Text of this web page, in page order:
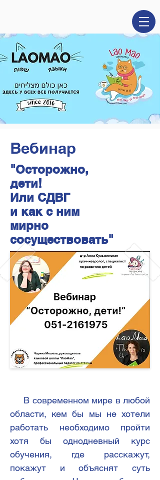
Вебинар
"Осторожно,
дети!
Или СДВГ
и как с ним
мирно
сосуществовать"
В современном мире в любой
области, кем бы мы не хотели
работать необходимо пройти
хотя бы однодневный курс
обучения, где расскажут,
покажут и объяснят суть